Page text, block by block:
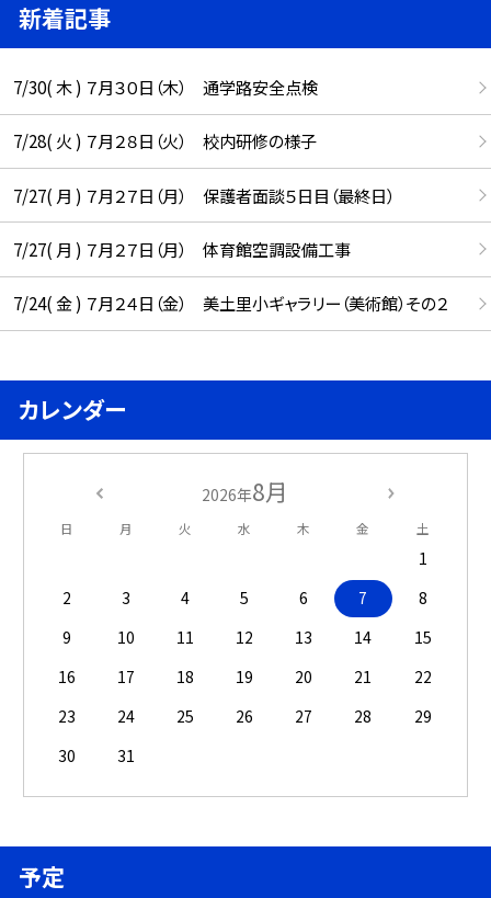
新着記事
7/30( 木 ) ７月３０日（木） 通学路安全点検
7/28( 火 ) ７月２８日（火） 校内研修の様子
7/27( 月 ) ７月２７日（月） 保護者面談５日目（最終日）
7/27( 月 ) ７月２７日（月） 体育館空調設備工事
7/24( 金 ) ７月２４日（金） 美土里小ギャラリー（美術館）その２
カレンダー
2026年8月
日 月 火 水 木 金 土
1
2
3 4 5 6 7
8
9
10 11 12 13 14
15
16
17 18 19 20 21
22
23
24 25 26 27 28
29
30
31
予定